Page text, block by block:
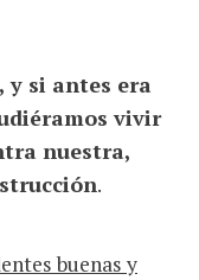
y si antes era
vivir
nuestra,
.
buenas y